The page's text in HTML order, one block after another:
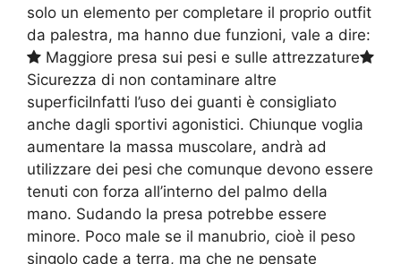
solo un elemento per completare il proprio outfit
da palestra, ma hanno due funzioni, vale a dire:
Maggiore presa sui pesi e sulle attrezzature
Sicurezza di non contaminare altre
superficiInfatti l’uso dei guanti è consigliato
anche dagli sportivi agonistici. Chiunque voglia
aumentare la massa muscolare, andrà ad
utilizzare dei pesi che comunque devono essere
tenuti con forza all’interno del palmo della
mano. Sudando la presa potrebbe essere
minore. Poco male se il manubrio, cioè il peso
singolo cade a terra, ma che ne pensate